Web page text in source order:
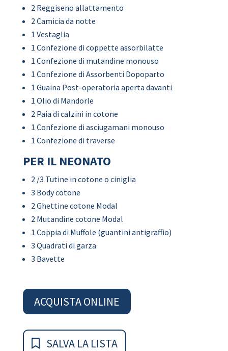
2 Reggiseno allattamento
2 Camicia da notte
1 Vestaglia
1 Confezione di coppette assorbilatte
1 Confezione di mutandine monouso
1 Confezione di Assorbenti Dopoparto
1 Guaina Post-operatoria aperta davanti
1 Olio di Mandorle
2 Paia di calzini in cotone
1 Confezione di asciugamani monouso
1 Confezione di traverse
PER IL NEONATO
2 /3 Tutine in cotone o ciniglia
3 Body cotone
2 Ghettine cotone Modal
2 Mutandine cotone Modal
1 Coppia di Muffole (guantini antigraffio)
3 Quadrati di garza
3 Bavette
ACQUISTA ONLINE
SALVA LA LISTA